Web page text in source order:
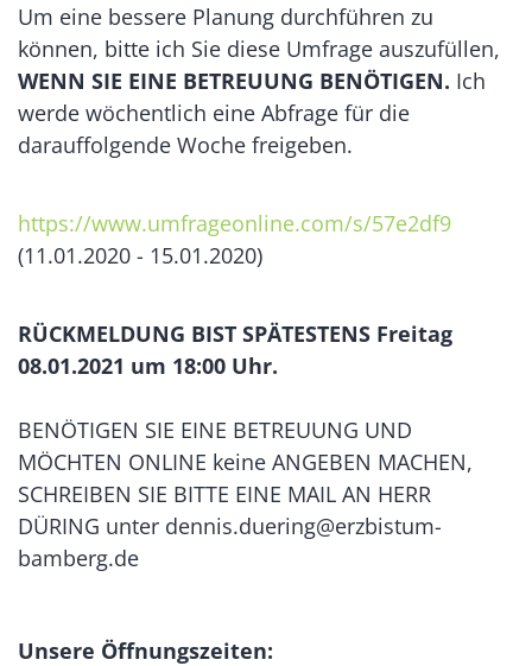
Um eine bessere Planung durchführen zu
können, bitte ich Sie diese Umfrage auszufüllen,
WENN SIE EINE BETREUUNG BENÖTIGEN. Ich
werde wöchentlich eine Abfrage für die
darauffolgende Woche freigeben.
https://www.umfrageonline.com/s/57e2df9
(11.01.2020 - 15.01.2020)
RÜCKMELDUNG BIST SPÄTESTENS Freitag
08.01.2021 um 18:00 Uhr.
BENÖTIGEN SIE EINE BETREUUNG UND
MÖCHTEN ONLINE keine ANGEBEN MACHEN,
SCHREIBEN SIE BITTE EINE MAIL AN HERR
DÜRING unter dennis.duering@erzbistum-
bamberg.de
Unsere Öffnungszeiten: